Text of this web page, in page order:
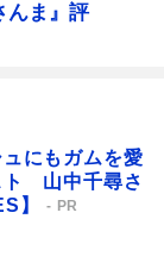
んま』評
にもガムを愛
ト 山中千尋さ
】
PR